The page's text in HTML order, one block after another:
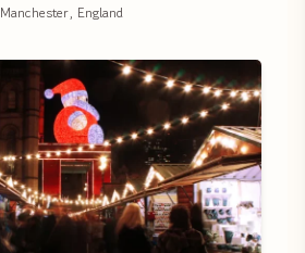
Manchester, England